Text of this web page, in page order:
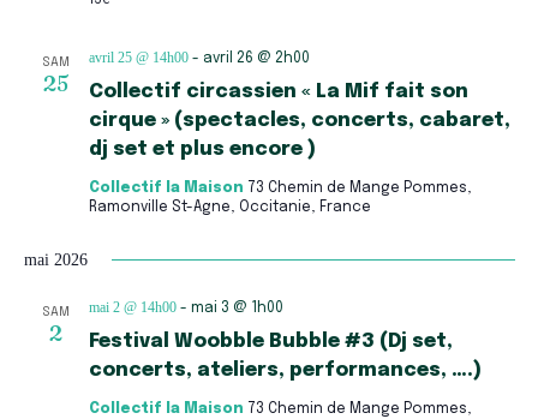
SAM
25
Collectif circassien « La Mif fait son
cirque » (spectacles, concerts, cabaret,
dj set et plus encore )
avril 25 @ 14h00- avril 26 @ 2h00
Collectif la Maison 73 Chemin de Mange Pommes,
Ramonville St-Agne, Occitanie, France
mai 2026
SAM
2
Festival Woobble Bubble #3 (Dj set,
concerts, ateliers, performances, ….)
mai 2 @ 14h00- mai 3 @ 1h00
Collectif la Maison 73 Chemin de Mange Pommes,